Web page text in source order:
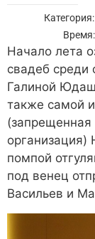
Категория:
Время:
Начало лета
свадеб среди
Галиной
также самой
(запрещенная
помпой
под венец
Васильев и